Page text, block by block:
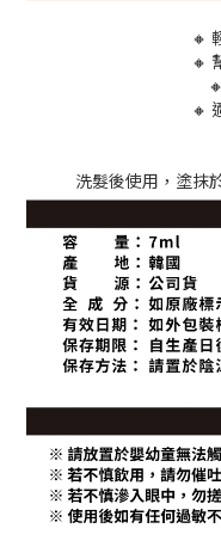
🔸
🔸
🔸
洗髮後使用，塗抹